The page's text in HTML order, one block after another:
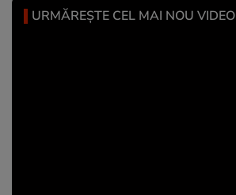
URMĂREȘTE CEL MAI NOU VIDEO